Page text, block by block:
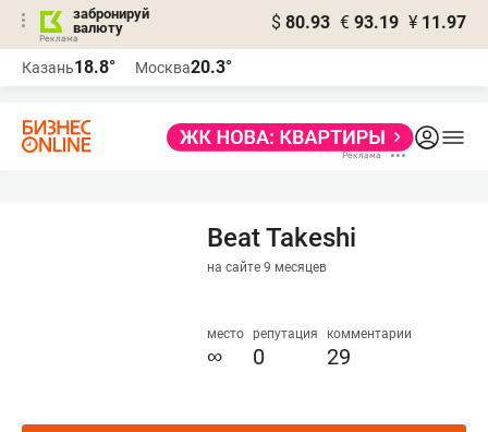
забронируй
валюту
$ 80.93 € 93.19 ¥ 11.97
Казань18.8° Москва20.3°
Beat Takeshi
на сайте 9 месяцев
место
∞
репутация
0
комментарии
29